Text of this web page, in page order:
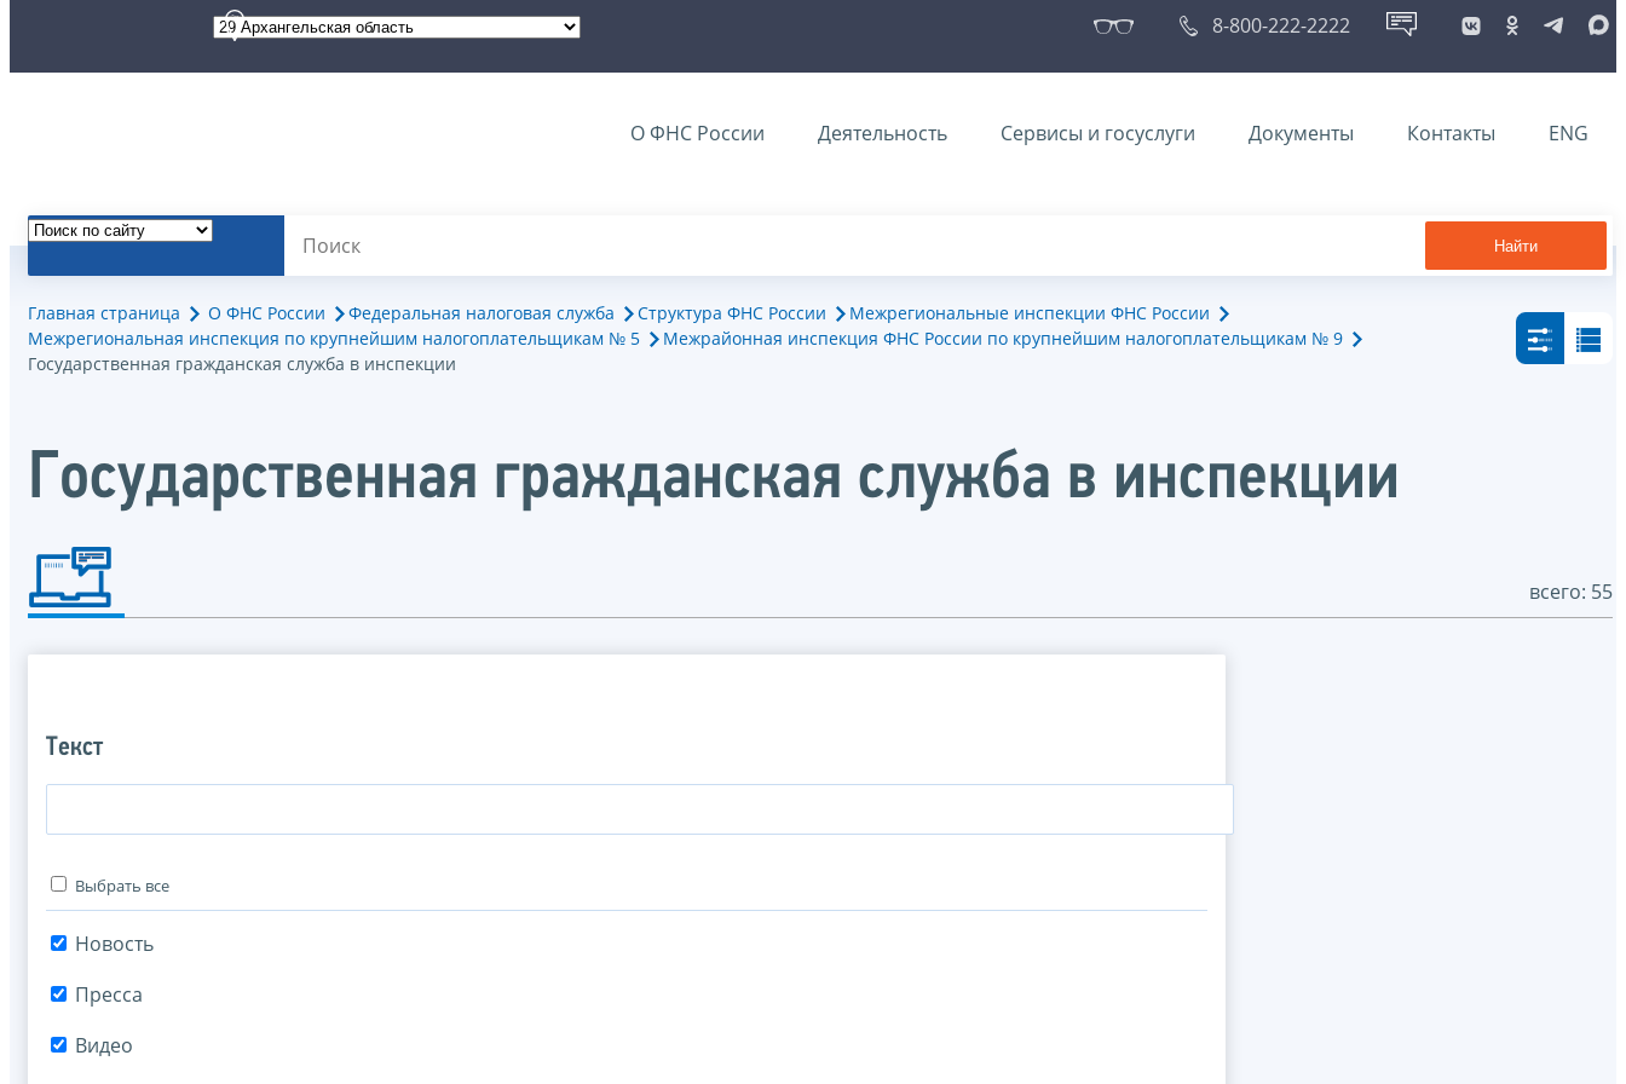
8-800-222-2222
О ФНС России Деятельность Сервисы и госуслуги Документы Контакты ENG
Найти
Главная страница О ФНС России Федеральная налоговая служба Структура ФНС России
Межрегиональные инспекции ФНС России
Межрегиональная инспекция по крупнейшим налогоплательщикам № 5
Межрайонная инспекция ФНС России по крупнейшим налогоплательщикам № 9
Государственная гражданская служба в инспекции
Государственная гражданская служба в инспекции
всего: 55
Текст
Выбрать все
Новость
Пресса
Видео